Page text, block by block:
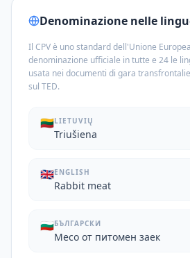
Denominazione nelle
Il CPV è uno standard dell'Unione
denominazione ufficiale in tutte e 24 le
usata nei documenti di gara
sul TED.
🇱🇹LIETUVIŲ
Triušiena
🇬🇧ENGLISH
Rabbit meat
🇧🇬БЪЛГАРСКИ
Месо от питомен заек